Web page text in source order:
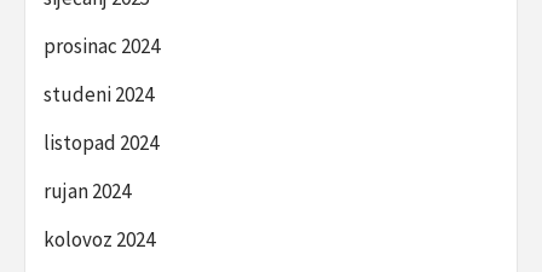
prosinac 2024
studeni 2024
listopad 2024
rujan 2024
kolovoz 2024